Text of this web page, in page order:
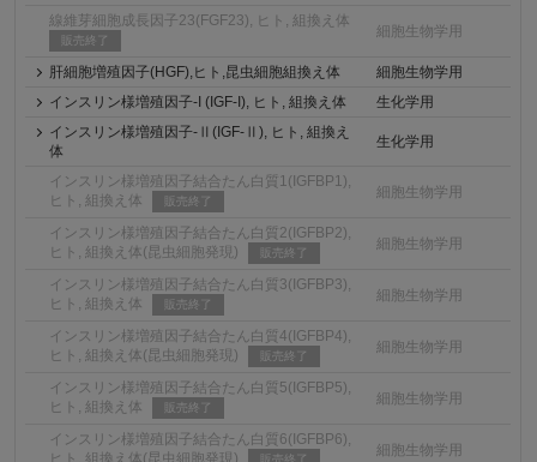
線維芽細胞成長因子23(FGF23), ヒト, 組換え体
販売終了
細胞生物学用
肝細胞増殖因子(HGF),ヒト,昆虫細胞組換え体
細胞生物学用
インスリン様増殖因子-I (IGF-I), ヒト, 組換え体
生化学用
インスリン様増殖因子-Ⅱ(IGF-Ⅱ), ヒト, 組換え
体
生化学用
インスリン様増殖因子結合たん白質1(IGFBP1),
ヒト, 組換え体
販売終了
細胞生物学用
インスリン様増殖因子結合たん白質2(IGFBP2),
ヒト, 組換え体(昆虫細胞発現)
販売終了
細胞生物学用
インスリン様増殖因子結合たん白質3(IGFBP3),
ヒト, 組換え体
販売終了
細胞生物学用
インスリン様増殖因子結合たん白質4(IGFBP4),
ヒト, 組換え体(昆虫細胞発現)
販売終了
細胞生物学用
インスリン様増殖因子結合たん白質5(IGFBP5),
ヒト, 組換え体
販売終了
細胞生物学用
インスリン様増殖因子結合たん白質6(IGFBP6),
ヒト, 組換え体(昆虫細胞発現)
販売終了
細胞生物学用